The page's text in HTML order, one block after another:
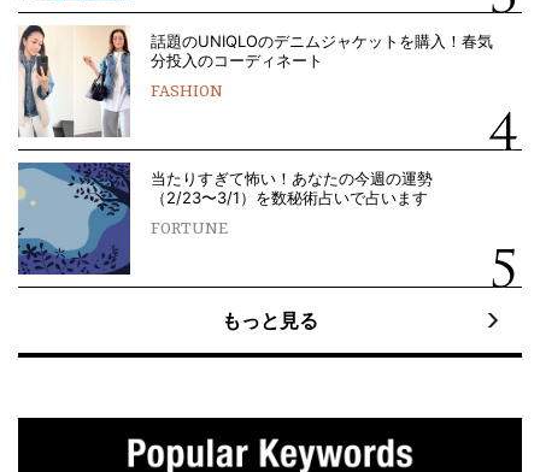
話題のUNIQLOのデニムジャケットを購入！春気
分投入のコーディネート
FASHION
当たりすぎて怖い！あなたの今週の運勢
（2/23〜3/1）を数秘術占いで占います
FORTUNE
もっと見る